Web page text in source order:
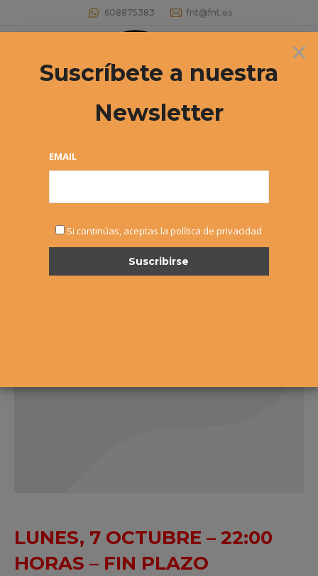
608875383 fnt@fnt.es
Buscar:
33º CIRCUITO DE TENIS CADETE
FEMENINO «INTERSPORT IRABIA –
inscripción para el 3º Torneo
Estás aquí:
LUNES, 7 OCTUBRE – 22:00
HORAS – FIN PLAZO
×
Suscríbete a nuestra
Newsletter
EMAIL
Si continúas, aceptas la política de privacidad